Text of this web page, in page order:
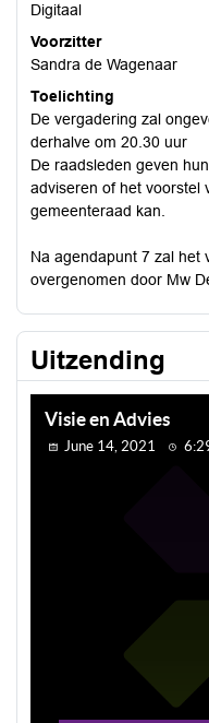
Digitaal
Voorzitter
Sandra de Wagenaar
Toelichting
De vergadering zal
derhalve om 20.30 uur
De raadsleden geven
adviseren of het voorstel
gemeenteraad kan.
Na agendapunt 7 zal het
overgenomen door Mw
Uitzending